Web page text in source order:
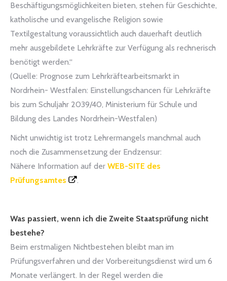
Beschäftigungsmöglichkeiten bieten, stehen für Geschichte,
katholische und evangelische Religion sowie
Textilgestaltung voraussichtlich auch dauerhaft deutlich
mehr ausgebildete Lehrkräfte zur Verfügung als rechnerisch
benötigt werden.“
(Quelle: Prognose zum Lehrkräftearbeitsmarkt in
Nordrhein- Westfalen: Einstellungschancen für Lehrkräfte
bis zum Schuljahr 2039/40, Ministerium für Schule und
Bildung des Landes Nordrhein-Westfalen)
Nicht unwichtig ist trotz Lehrermangels manchmal auch
noch die Zusammensetzung der Endzensur:
Nähere Information auf der WEB-SITE des
Prüfungsamtes
.
Was passiert, wenn ich die Zweite Staatsprüfung nicht
bestehe?
Beim erstmaligen Nichtbestehen bleibt man im
Prüfungsverfahren und der Vorbereitungsdienst wird um 6
Monate verlängert. In der Regel werden die